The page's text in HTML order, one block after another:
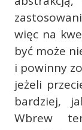
więc na
być może
i powinny
jeżeli
bardziej,
Wbrew